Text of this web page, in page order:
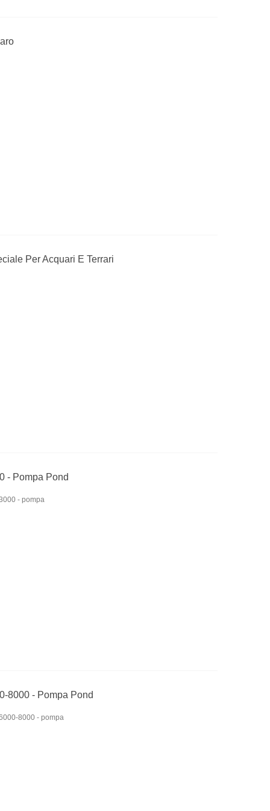
Per Acquari E Terrari
- Pompa Pond
- pompa
8000 - Pompa Pond
8000 - pompa